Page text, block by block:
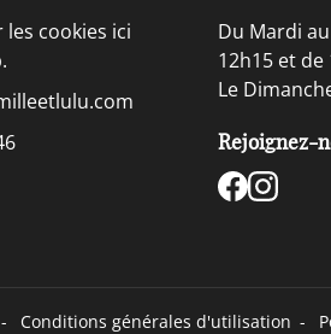
cookies ici
Du Mardi
12h15 et de
Le
Rejoignez-
Conditions générales d'utilisation